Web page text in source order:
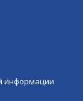
информации